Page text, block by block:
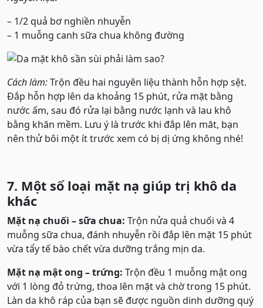
– 1/2 quả bơ nghiền nhuyễn
– 1 muỗng canh sữa chua không đường
Cách làm:Trộn đều hai nguyên liệu thành hỗn hợp sệt.
Đắp hỗn hợp lên da khoảng 15 phút, rửa mặt bằng
nước ấm, sau đó rửa lại bằng nước lạnh và lau khô
bằng khăn mềm. Lưu ý là trước khi đắp lên măt, bạn
nên thử bôi một ít trước xem có bị dị ứng không nhé!
7. Một số loại mặt nạ giúp trị khô da
khác
Mặt nạ chuối – sữa chua: Trộn nửa quả chuối và 4
muỗng sữa chua, đánh nhuyễn rồi đắp lên mặt 15 phút
vừa tẩy tế bào chết vừa dưỡng trắng mịn da.
Mặt nạ mật ong – trứng: Trộn đều 1 muỗng mật ong
với 1 lòng đỏ trứng, thoa lên mặt và chờ trong 15 phút.
Làn da khô ráp của bạn sẽ được nguồn dinh dưỡng quý